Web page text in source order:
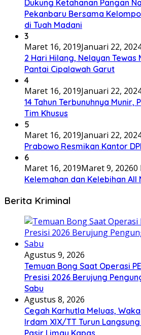
Dukung Ketahanan Pangan
Pekanbaru Bersama
di Tuah Madani
3
Maret 16, 2019Januari 22,
2 Hari Hilang, Nelayan
Pantai Cipalawah Garut
4
Maret 16, 2019Januari 22,
14 Tahun Terbunuhnya Munir,
Tim Khusus
5
Maret 16, 2019Januari 22,
Prabowo Resmikan Kantor
6
Maret 16, 2019Maret 9, 20260
Kelemahan dan Kelebihan All
Berita Kriminal
Agustus 9, 2026
Temuan Bong Saat Operasi
Presisi 2026 Berujung
Sabu
Agustus 8, 2026
Cegah Karhutla Meluas,
Irdam XIX/TT Turun